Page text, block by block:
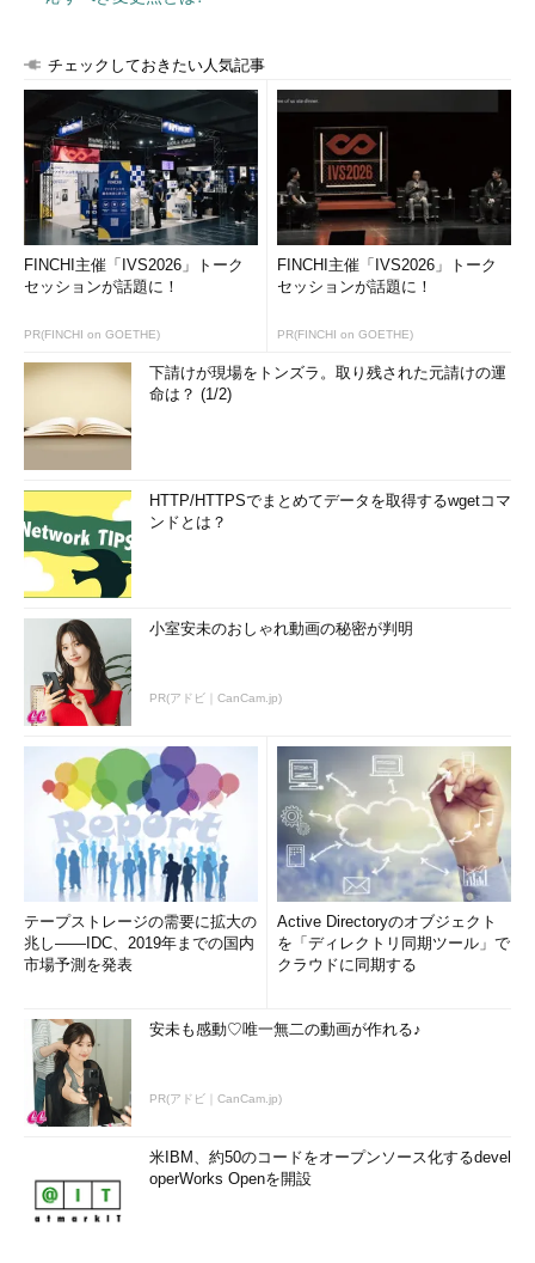
チェックしておきたい人気記事
FINCHI主催「IVS2026」トーク
セッションが話題に！
PR(FINCHI on GOETHE)
FINCHI主催「IVS2026」トーク
セッションが話題に！
PR(FINCHI on GOETHE)
下請けが現場をトンズラ。取り残された元請けの運
命は？ (1/2)
HTTP/HTTPSでまとめてデータを取得するwgetコマ
ンドとは？
小室安未のおしゃれ動画の秘密が判明
PR(アドビ｜CanCam.jp)
テープストレージの需要に拡大の
兆し――IDC、2019年までの国内
市場予測を発表
Active Directoryのオブジェクト
を「ディレクトリ同期ツール」で
クラウドに同期する
安未も感動♡唯一無二の動画が作れる♪
PR(アドビ｜CanCam.jp)
米IBM、約50のコードをオープンソース化するdevel
operWorks Openを開設